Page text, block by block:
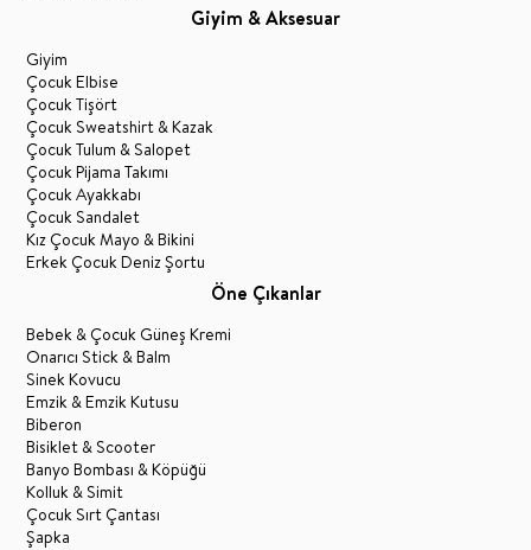
Giyim & Aksesuar
Giyim
Çocuk Elbise
Çocuk Tişört
Çocuk Sweatshirt & Kazak
Çocuk Tulum & Salopet
Çocuk Pijama Takımı
Çocuk Ayakkabı
Çocuk Sandalet
Kız Çocuk Mayo & Bikini
Erkek Çocuk Deniz Şortu
Öne Çıkanlar
Bebek & Çocuk Güneş Kremi
Onarıcı Stick & Balm
Sinek Kovucu
Emzik & Emzik Kutusu
Biberon
Bisiklet & Scooter
Banyo Bombası & Köpüğü
Kolluk & Simit
Çocuk Sırt Çantası
Şapka